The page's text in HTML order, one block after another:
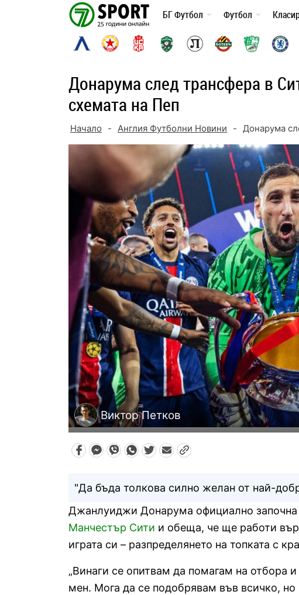
БГ Футбол Футбол
Донарума след трансфера в
схемата на Пеп
Начало - Англия Футболни Новини - Донарума
Виктор Петков
"Да бъда толкова силно желан от най-
Джанлуиджи Донарума официално започна
Манчестър Сити и обеща, че ще работи
играта си – разпределянето на топката с
„Винаги се опитвам да помагам на отбора
мен. Мога да се подобрявам във всичко,